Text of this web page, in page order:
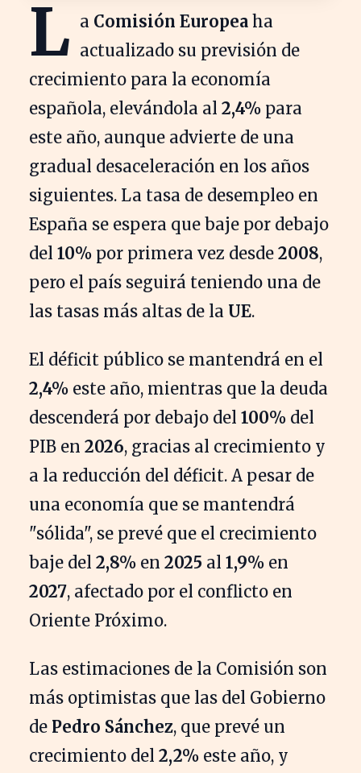
L a Comisión Europea ha
actualizado su previsión de
crecimiento para la economía
española, elevándola al 2,4% para
este año, aunque advierte de una
gradual desaceleración en los años
siguientes. La tasa de desempleo en
España se espera que baje por debajo
del 10% por primera vez desde 2008,
pero el país seguirá teniendo una de
las tasas más altas de la UE.
El déficit público se mantendrá en el
2,4% este año, mientras que la deuda
descenderá por debajo del 100% del
PIB en 2026, gracias al crecimiento y
a la reducción del déficit. A pesar de
una economía que se mantendrá
"sólida", se prevé que el crecimiento
baje del 2,8% en 2025 al 1,9% en
2027, afectado por el conflicto en
Oriente Próximo.
Las estimaciones de la Comisión son
más optimistas que las del Gobierno
de Pedro Sánchez, que prevé un
crecimiento del 2,2% este año, y